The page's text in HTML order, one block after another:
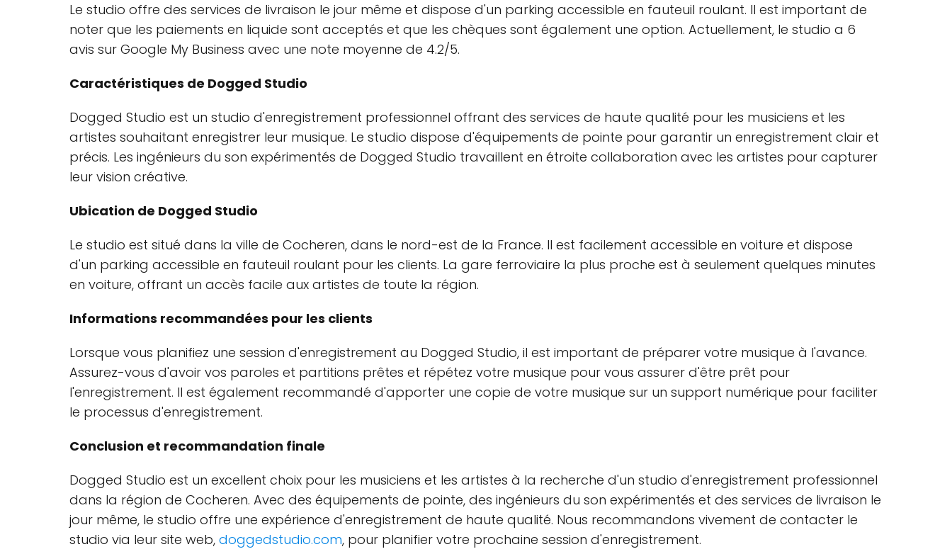
Le studio offre des services de livraison le jour même et dispose d'un parking accessible en fauteuil roulant. Il est important de
noter que les paiements en liquide sont acceptés et que les chèques sont également une option. Actuellement, le studio a 6
avis sur Google My Business avec une note moyenne de 4.2/5.
Caractéristiques de Dogged Studio
Dogged Studio est un studio d'enregistrement professionnel offrant des services de haute qualité pour les musiciens et les
artistes souhaitant enregistrer leur musique. Le studio dispose d'équipements de pointe pour garantir un enregistrement clair et
précis. Les ingénieurs du son expérimentés de Dogged Studio travaillent en étroite collaboration avec les artistes pour capturer
leur vision créative.
Ubication de Dogged Studio
Le studio est situé dans la ville de Cocheren, dans le nord-est de la France. Il est facilement accessible en voiture et dispose
d'un parking accessible en fauteuil roulant pour les clients. La gare ferroviaire la plus proche est à seulement quelques minutes
en voiture, offrant un accès facile aux artistes de toute la région.
Informations recommandées pour les clients
Lorsque vous planifiez une session d'enregistrement au Dogged Studio, il est important de préparer votre musique à l'avance.
Assurez-vous d'avoir vos paroles et partitions prêtes et répétez votre musique pour vous assurer d'être prêt pour
l'enregistrement. Il est également recommandé d'apporter une copie de votre musique sur un support numérique pour faciliter
le processus d'enregistrement.
Conclusion et recommandation finale
Dogged Studio est un excellent choix pour les musiciens et les artistes à la recherche d'un studio d'enregistrement professionnel
dans la région de Cocheren. Avec des équipements de pointe, des ingénieurs du son expérimentés et des services de livraison le
jour même, le studio offre une expérience d'enregistrement de haute qualité. Nous recommandons vivement de contacter le
studio via leur site web, doggedstudio.com, pour planifier votre prochaine session d'enregistrement.